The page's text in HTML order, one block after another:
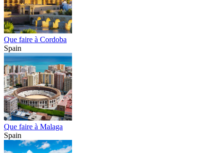
Que faire à Cordoba
Spain
Que faire à Malaga
Spain